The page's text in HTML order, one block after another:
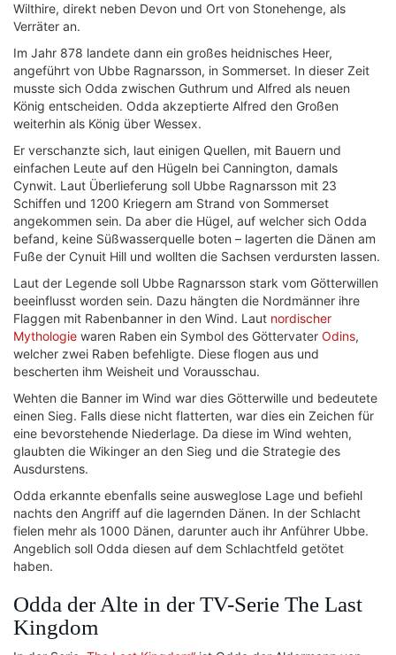
Wilthire, direkt neben Devon und Ort von Stonehenge, als
Verräter an.
Im Jahr 878 landete dann ein großes heidnisches Heer,
angeführt von Ubbe Ragnarsson, in Sommerset. In dieser Zeit
musste sich Odda zwischen Guthrum und Alfred als neuen
König entscheiden. Odda akzeptierte Alfred den Großen
weiterhin als König über Wessex.
Er verschanzte sich, laut einigen Quellen, mit Bauern und
einfachen Leute auf den Hügeln bei Cannington, damals
Cynwit. Laut Überlieferung soll Ubbe Ragnarsson mit 23
Schiffen und 1200 Kriegern am Strand von Sommerset
angekommen sein. Da aber die Hügel, auf welcher sich Odda
befand, keine Süßwasserquelle boten – lagerten die Dänen am
Fuße der Cynuit Hill und wollten die Sachsen verdursten lassen.
Laut der Legende soll Ubbe Ragnarsson stark vom Götterwillen
beeinflusst worden sein. Dazu hängten die Nordmänner ihre
Flaggen mit Rabenbanner in den Wind. Laut nordischer
Mythologie waren Raben ein Symbol des Göttervater Odins,
welcher zwei Raben befehligte. Diese flogen aus und
bescherten ihm Weisheit und Vorausschau.
Wehten die Banner im Wind war dies Götterwille und bedeutete
einen Sieg. Falls diese nicht flatterten, war dies ein Zeichen für
eine bevorstehende Niederlage. Da diese im Wind wehten,
glaubten die Wikinger an den Sieg und die Strategie des
Ausdurstens.
Odda erkannte ebenfalls seine ausweglose Lage und befiehl
nachts den Angriff auf die lagernden Dänen. In der Schlacht
fielen mehr als 1000 Dänen, darunter auch ihr Anführer Ubbe.
Angeblich soll Odda diesen auf dem Schlachtfeld getötet
haben.
Odda der Alte in der TV-Serie The Last
Kingdom